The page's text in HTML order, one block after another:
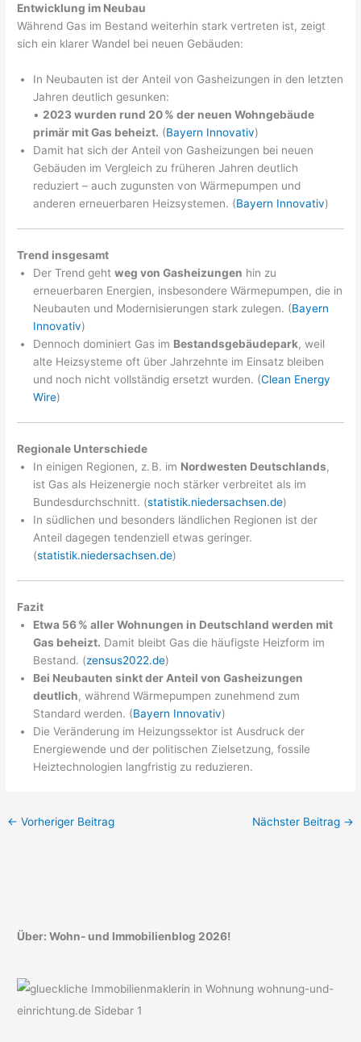
Entwicklung im Neubau
Während Gas im Bestand weiterhin stark vertreten ist, zeigt
sich ein klarer Wandel bei neuen Gebäuden:
In Neubauten ist der Anteil von Gasheizungen in den letzten
Jahren deutlich gesunken:
• 2023 wurden rund 20 % der neuen Wohngebäude
primär mit Gas beheizt. (Bayern Innovativ)
Damit hat sich der Anteil von Gasheizungen bei neuen
Gebäuden im Vergleich zu früheren Jahren deutlich
reduziert – auch zugunsten von Wärmepumpen und
anderen erneuerbaren Heizsystemen. (Bayern Innovativ)
Trend insgesamt
Der Trend gehtweg von Gasheizungen hin zu
erneuerbaren Energien, insbesondere Wärmepumpen, die in
Neubauten und Modernisierungen stark zulegen. (Bayern
Innovativ)
Dennoch dominiert Gas im Bestandsgebäudepark, weil
alte Heizsysteme oft über Jahrzehnte im Einsatz bleiben
und noch nicht vollständig ersetzt wurden. (Clean Energy
Wire)
Regionale Unterschiede
In einigen Regionen, z. B. im Nordwesten Deutschlands,
ist Gas als Heizenergie noch stärker verbreitet als im
Bundesdurchschnitt. (statistik.niedersachsen.de)
In südlichen und besonders ländlichen Regionen ist der
Anteil dagegen tendenziell etwas geringer.
(statistik.niedersachsen.de)
Fazit
Etwa 56 % aller Wohnungen in Deutschland werden mit
Gas beheizt. Damit bleibt Gas die häufigste Heizform im
Bestand. (zensus2022.de)
Bei Neubauten sinkt der Anteil von Gasheizungen
deutlich, während Wärmepumpen zunehmend zum
Standard werden. (Bayern Innovativ)
Die Veränderung im Heizungssektor ist Ausdruck der
Energiewende und der politischen Zielsetzung, fossile
Heiztechnologien langfristig zu reduzieren.
← Vorheriger Beitrag Nächster Beitrag →
Über: Wohn- und Immobilienblog 2026!